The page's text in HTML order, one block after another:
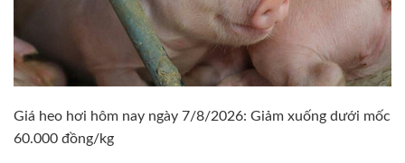
Giá heo hơi hôm nay ngày 7/8/2026: Giảm xuống dưới mốc
60.000 đồng/kg